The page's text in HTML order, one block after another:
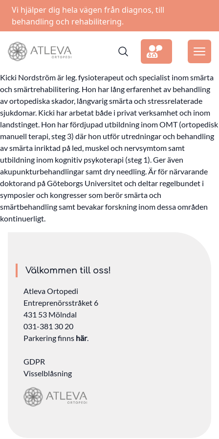
Vi hjälper dig hela vägen från diagnos, till
behandling och rehabilitering.
Kicki Nordström är leg. fysioterapeut och specialist inom smärta
och smärtrehabilitering. Hon har lång erfarenhet av behandling
av ortopediska skador, långvarig smärta och stressrelaterade
sjukdomar. Kicki har arbetat både i privat verksamhet och inom
landstinget. Hon har fördjupad utbildning inom OMT (ortopedisk
manuell terapi, steg 3) där hon utför utredningar och behandling
av smärta inriktad på led, muskel och nervsymtom samt
utbildning inom kognitiv psykoterapi (steg 1). Ger även
akupunkturbehandlingar samt dry needling. Är för närvarande
doktorand på Göteborgs Universitet och deltar regelbundet i
symposier och kongresser som berör smärta och
smärtbehandling samt bevakar forskning inom dessa områden
kontinuerligt.
Välkommen till oss!
Atleva Ortopedi
Entreprenörsstråket 6
431 53 Mölndal
031-381 30 20
Parkering finns här.
GDPR
Visselblåsning